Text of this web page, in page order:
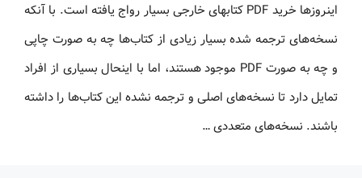
اینروزها خرید PDF کتاب‎های خارجی بسیار رواج یافته است. با آنکه
نسخه‌های ترجمه شده بسیار زیادی از کتاب‌ها چه به صورت چاپی
و چه به صورت PDF موجود هستند، اما با اینحال بسیاری از افراد
تمایل دارد تا نسخه‌های اصلی و ترجمه نشده این کتاب‌ها را داشته
باشند. نسخه‌های متعددی …